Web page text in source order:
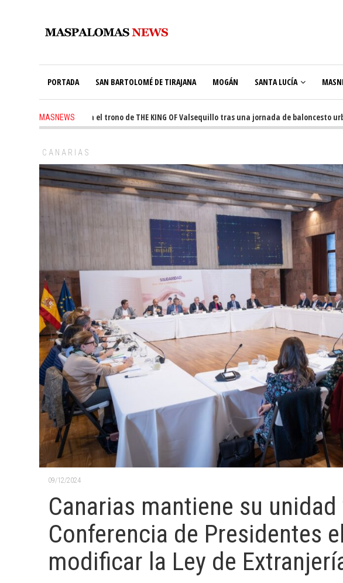
PORTADA SAN BARTOLOMÉ DE TIRAJANA MOGÁN SANTA LUCÍA
MASNEWS
Martín conquista el trono de THE KING OF Valsequillo tras una jornada de baloncesto urbano
CANARIAS
09/12/2024
Canarias mantiene su
Conferencia de Presidentes
modificar la Ley de